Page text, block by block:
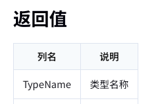
返回值
列名
说明
TypeName
类型名称